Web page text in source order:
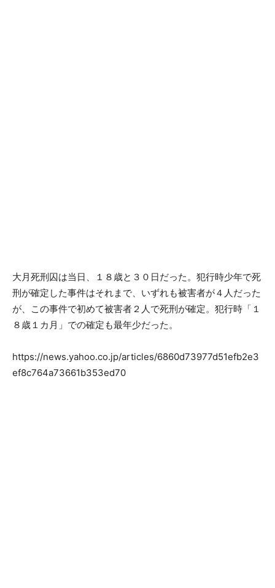
大月死刑囚は当日、１８歳と３０日だった。犯行時少年で死
刑が確定した事件はそれまで、いずれも被害者が４人だった
が、この事件で初めて被害者２人で死刑が確定。犯行時「１
８歳１カ月」での確定も最年少だった。
https://news.yahoo.co.jp/articles/6860d73977d51efb2e3
ef8c764a73661b353ed70